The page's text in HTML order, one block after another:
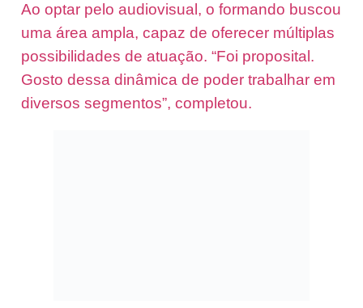
Ao optar pelo audiovisual, o formando buscou
uma área ampla, capaz de oferecer múltiplas
possibilidades de atuação. “Foi proposital.
Gosto dessa dinâmica de poder trabalhar em
diversos segmentos”, completou.